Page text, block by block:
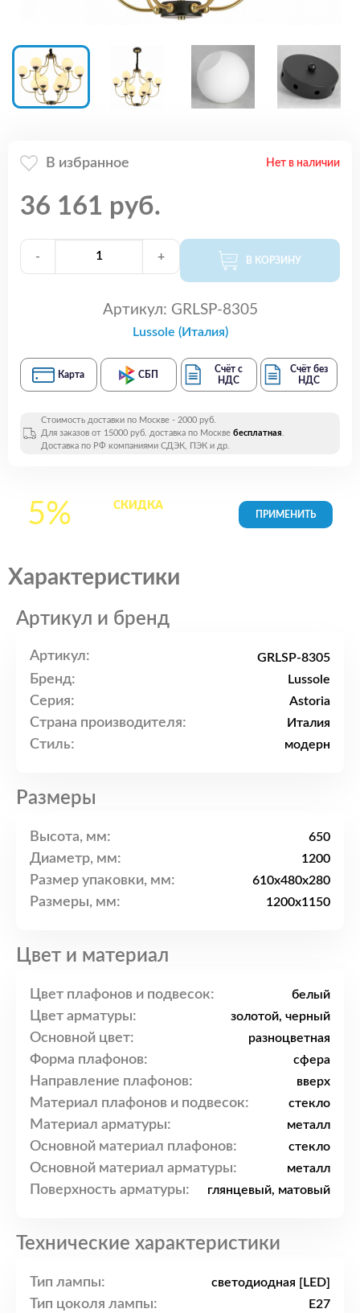
В избранное Нет в наличии
36 161 руб.
- + В КОРЗИНУ
Артикул: GRLSP-8305
Lussole (Италия)
Карта СБП
Счёт с
НДС
Счёт без
НДС
Стоимость доставки по Москве - 2000 руб.
Для заказов от 15000 руб. доставка по Москве бесплатная.
Доставка по РФ компаниями СДЭК, ПЭК и др.
5% СКИДКАна все
Характеристики
Артикул и бренд
Артикул: GRLSP-8305
Бренд: Lussole
Серия: Astoria
Страна производителя: Италия
Стиль: модерн
Размеры
Высота, мм: 650
Диаметр, мм: 1200
Размер упаковки, мм: 610x480x280
Размеры, мм: 1200x1150
Цвет и материал
Цвет плафонов и подвесок: белый
Цвет арматуры: золотой, черный
Основной цвет: разноцветная
Форма плафонов: сфера
Направление плафонов: вверх
Материал плафонов и подвесок: стекло
Материал арматуры: металл
Основной материал плафонов: стекло
Основной материал арматуры: металл
Поверхность арматуры: глянцевый, матовый
Технические характеристики
Тип лампы: светодиодная [LED]
Тип цоколя лампы: E27